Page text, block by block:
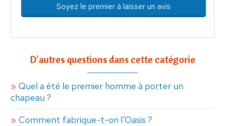
Soyez le premier à laisser un avis
D'autres questions dans cette catégorie
Quel a été le premier homme à porter un
chapeau ?
Comment fabrique-t-on l'Oasis ?